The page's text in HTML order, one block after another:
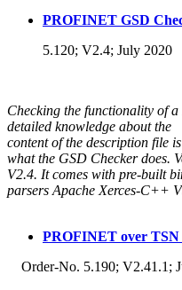
PROFINET GSD
5.120; V2.4; July 2020
Checking the functionality of
detailed knowledge about the
content of the description file
what the GSD Checker does.
V2.4. It comes with pre-built
parsers Apache Xerces-C++
PROFINET over
Order-No. 5.190; V2.41.1;